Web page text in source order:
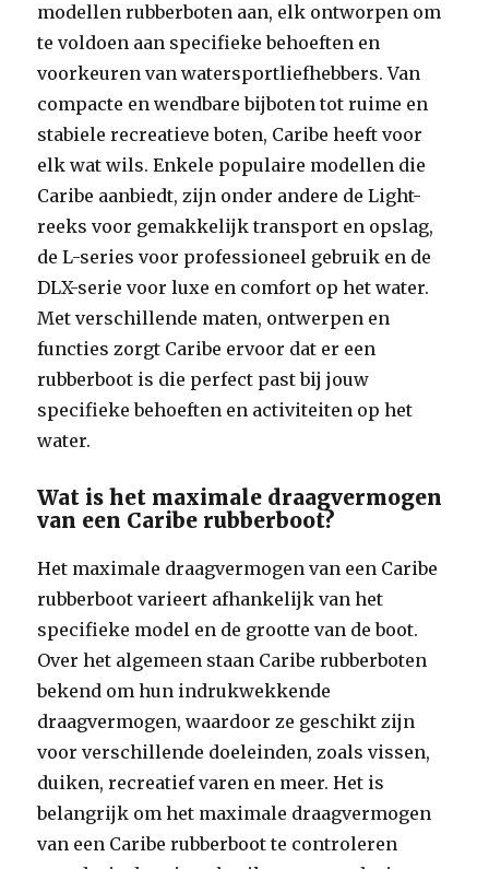
modellen rubberboten aan, elk ontworpen om
te voldoen aan specifieke behoeften en
voorkeuren van watersportliefhebbers. Van
compacte en wendbare bijboten tot ruime en
stabiele recreatieve boten, Caribe heeft voor
elk wat wils. Enkele populaire modellen die
Caribe aanbiedt, zijn onder andere de Light-
reeks voor gemakkelijk transport en opslag,
de L-series voor professioneel gebruik en de
DLX-serie voor luxe en comfort op het water.
Met verschillende maten, ontwerpen en
functies zorgt Caribe ervoor dat er een
rubberboot is die perfect past bij jouw
specifieke behoeften en activiteiten op het
water.
Wat is het maximale draagvermogen
van een Caribe rubberboot?
Het maximale draagvermogen van een Caribe
rubberboot varieert afhankelijk van het
specifieke model en de grootte van de boot.
Over het algemeen staan Caribe rubberboten
bekend om hun indrukwekkende
draagvermogen, waardoor ze geschikt zijn
voor verschillende doeleinden, zoals vissen,
duiken, recreatief varen en meer. Het is
belangrijk om het maximale draagvermogen
van een Caribe rubberboot te controleren